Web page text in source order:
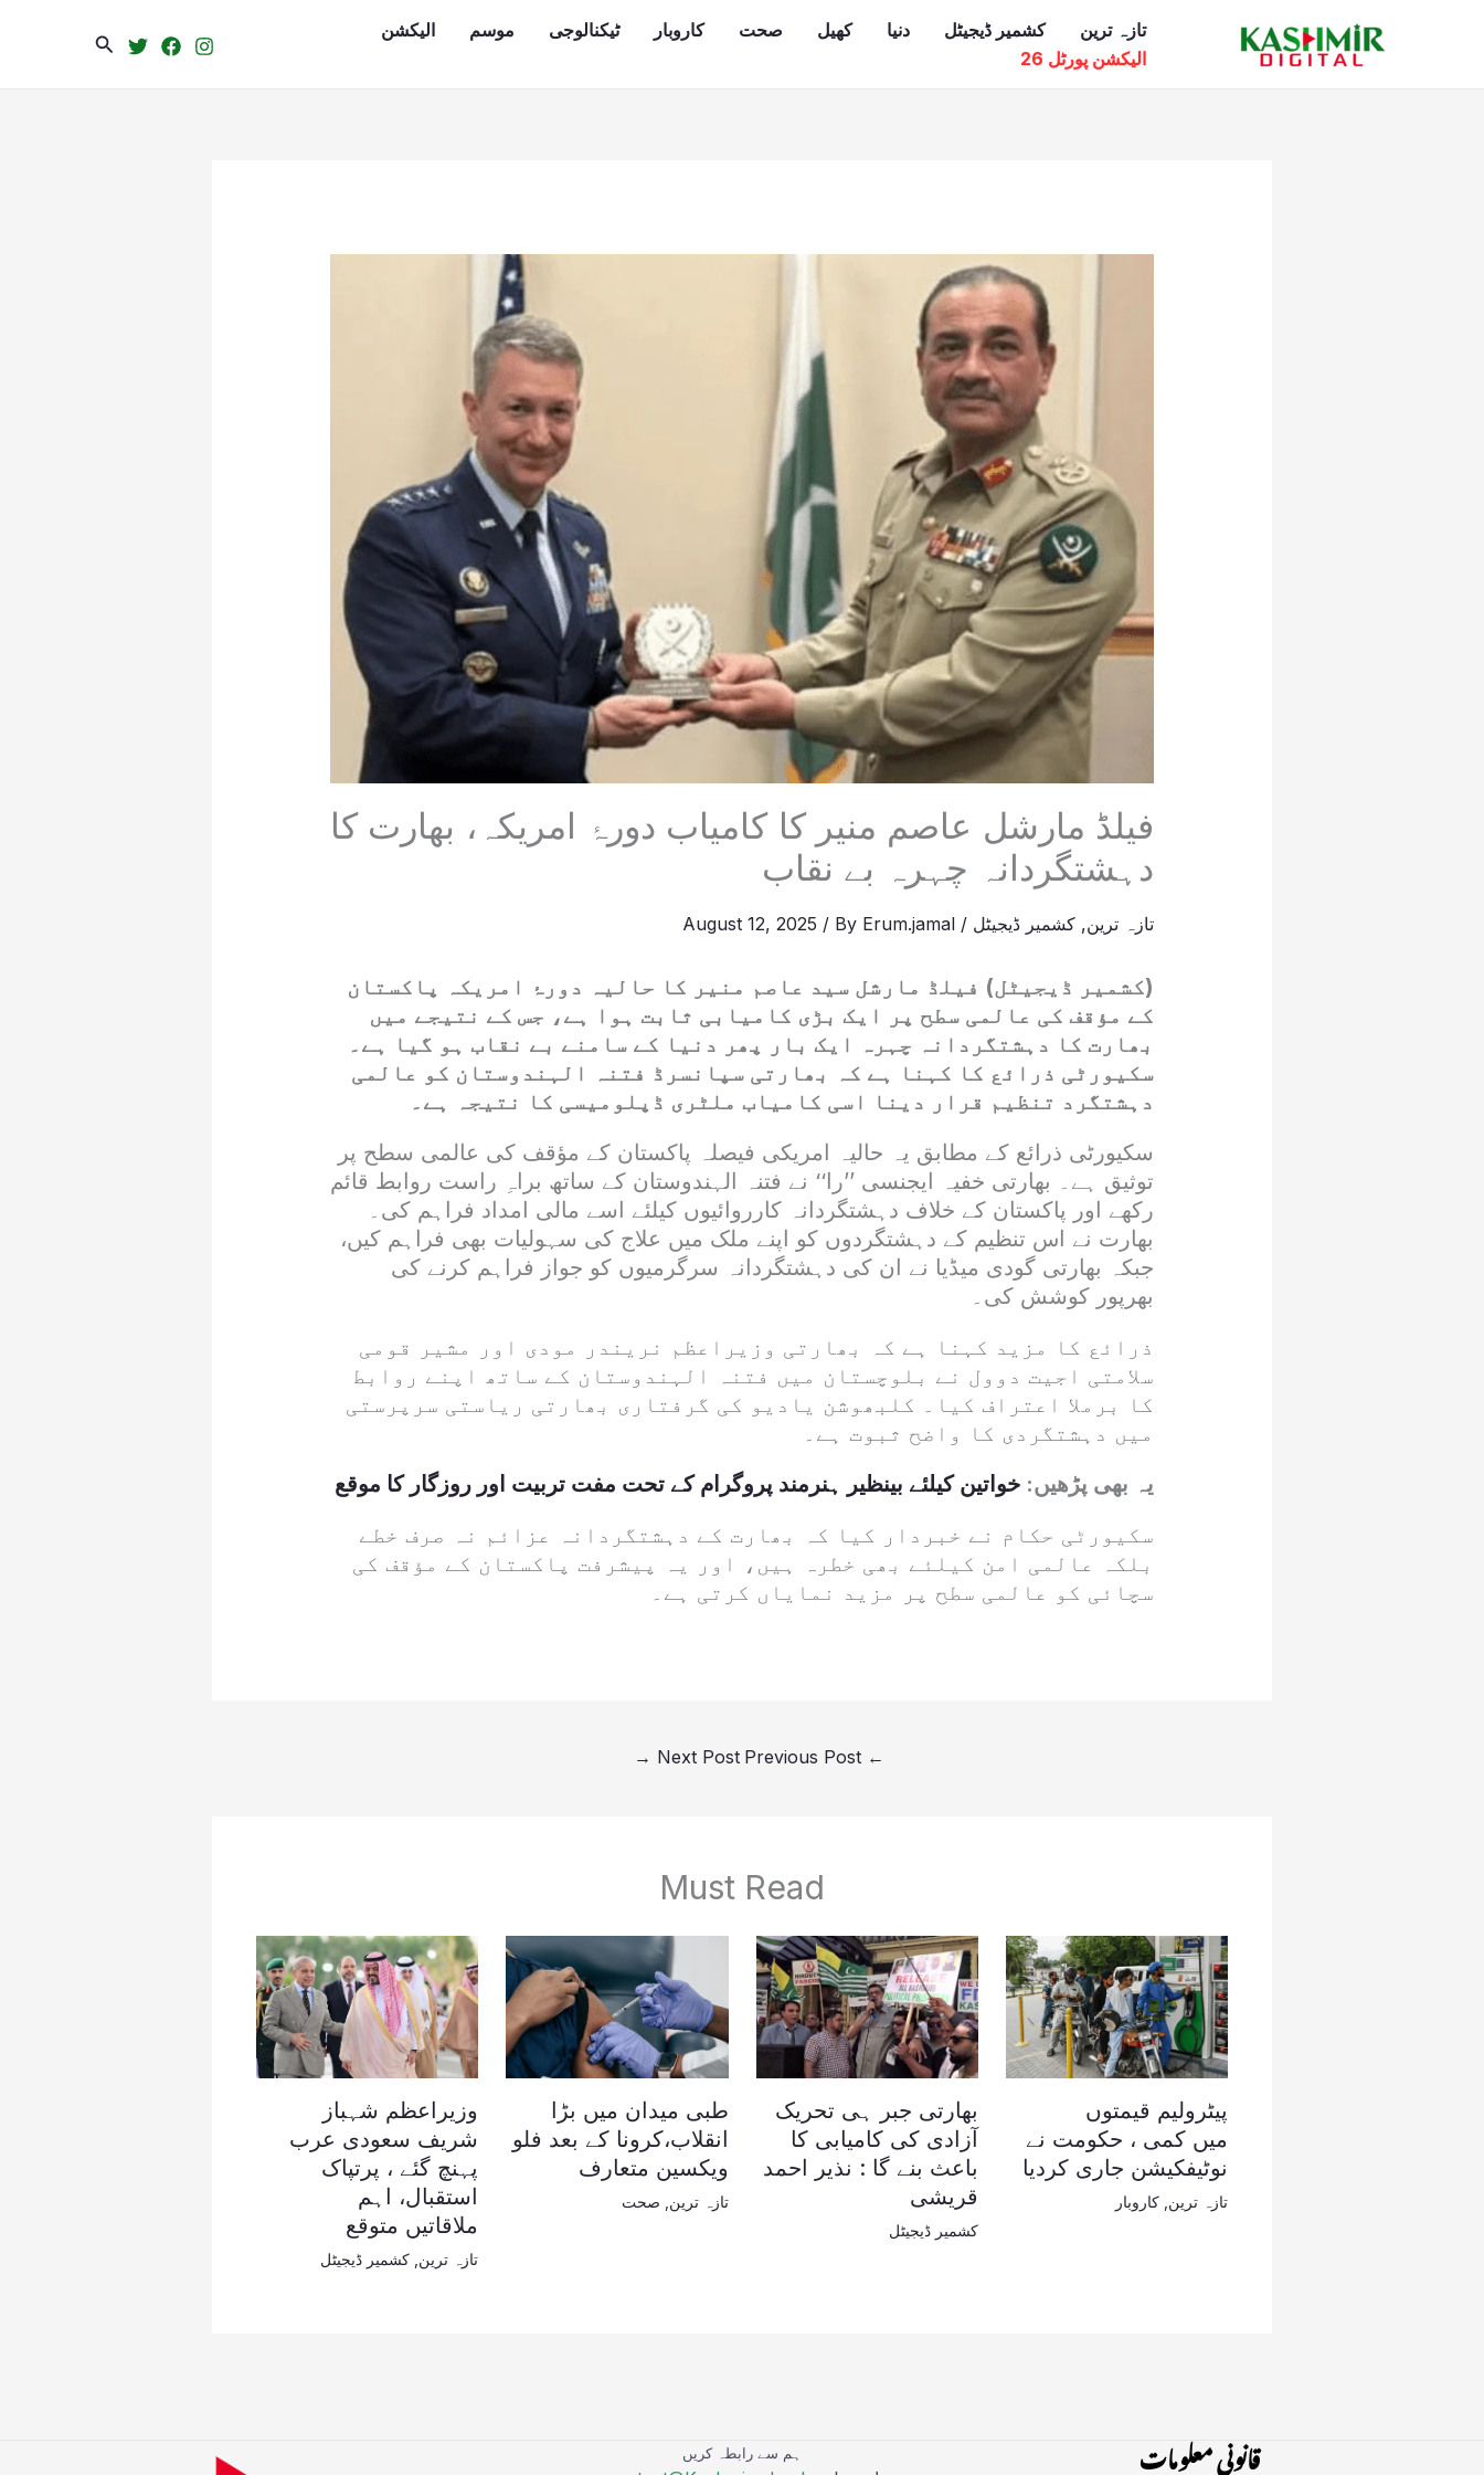
تازہ ترین کشمیر ڈیجیٹل دنیا کھیل صحت کاروبار ٹیکنالوجی موسم
الیکشن
الیکشن پورٹل 26
Search
فیلڈ مارشل عاصم منیر کا کامیاب دورۂ امریکہ، بھارت کا
دہشتگردانہ چہرہ بے نقاب
تازہ ترین, کشمیر ڈیجیٹل /
August 12, 2025 / By Erum.jamal
(کشمیر ڈیجیٹل) فیلڈ مارشل سید عاصم منیر کا حالیہ دورۂ امریکہ پاکستان
کے مؤقف کی عالمی سطح پر ایک بڑی کامیابی ثابت ہوا ہے، جس کے نتیجے میں
بھارت کا دہشتگردانہ چہرہ ایک بار پھر دنیا کے سامنے بے نقاب ہو گیا ہے۔
سکیورٹی ذرائع کا کہنا ہے کہ بھارتی سپانسرڈ فتنہ الہندوستان کو عالمی
دہشتگرد تنظیم قرار دینا اسی کامیاب ملٹری ڈپلومیسی کا نتیجہ ہے۔
سکیورٹی ذرائع کے مطابق یہ حالیہ امریکی فیصلہ پاکستان کے مؤقف کی عالمی سطح پر
توثیق ہے۔ بھارتی خفیہ ایجنسی ’’را‘‘ نے فتنہ الہندوستان کے ساتھ براہِ راست روابط قائم
رکھے اور پاکستان کے خلاف دہشتگردانہ کارروائیوں کیلئے اسے مالی امداد فراہم کی۔
بھارت نے اس تنظیم کے دہشتگردوں کو اپنے ملک میں علاج کی سہولیات بھی فراہم کیں،
جبکہ بھارتی گودی میڈیا نے ان کی دہشتگردانہ سرگرمیوں کو جواز فراہم کرنے کی
بھرپور کوشش کی۔
ذرائع کا مزید کہنا ہے کہ بھارتی وزیراعظم نریندر مودی اور مشیر قومی
سلامتی اجیت دوول نے بلوچستان میں فتنہ الہندوستان کے ساتھ اپنے روابط
کا برملا اعتراف کیا۔ کلبھوشن یادیو کی گرفتاری بھارتی ریاستی سرپرستی
میں دہشتگردی کا واضح ثبوت ہے۔
یہ بھی پڑھیں: خواتین کیلئے بینظیر ہنرمند پروگرام کے تحت مفت تربیت اور روزگار کا موقع
سکیورٹی حکام نے خبردار کیا کہ بھارت کے دہشتگردانہ عزائم نہ صرف خطے
بلکہ عالمی امن کیلئے بھی خطرہ ہیں، اور یہ پیشرفت پاکستان کے مؤقف کی
سچائی کو عالمی سطح پر مزید نمایاں کرتی ہے۔
←
Next Post
→
Must Read
پیٹرولیم قیمتوں
میں کمی ، حکومت نے
نوٹیفکیشن جاری کردیا
تازہ ترین کاروبار
بھارتی جبر ہی تحریک
آزادی کی کامیابی کا
باعث بنے گا : نذیر احمد
قریشی
کشمیر ڈیجیٹل
طبی میدان میں بڑا
انقلاب،کرونا کے بعد فلو
ویکسین متعارف
تازہ ترین صحت
وزیراعظم شہباز
شریف سعودی عرب
پہنچ گئے ، پرتپاک
استقبال، اہم
ملاقاتیں متوقع
تازہ ترین کشمیر ڈیجیٹل
قانونی معلومات ہم سے رابطہ کریں